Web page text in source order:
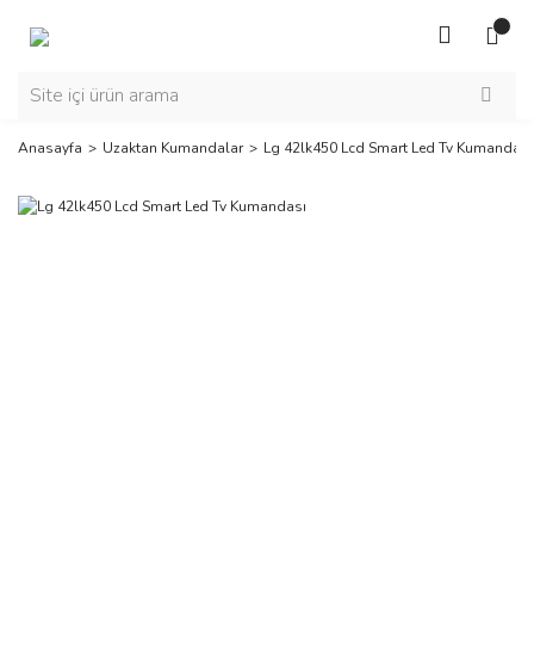
Anasayfa Uzaktan Kumandalar Lg 42lk450 Lcd Smart Led Tv Kumandası